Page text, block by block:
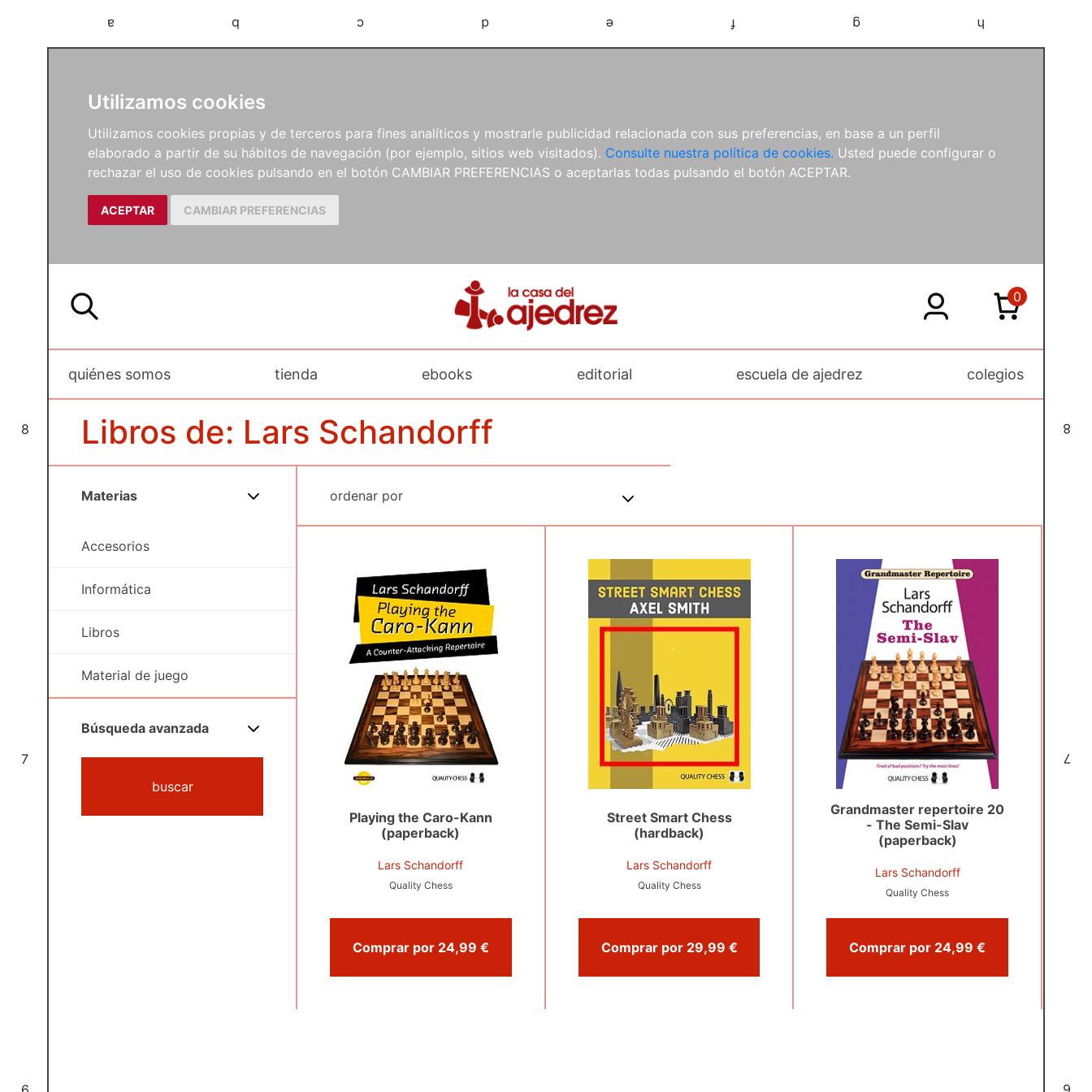
Utilizamos cookies
Utilizamos cookies propias y de terceros para fines analíticos y mostrarle publicidad relacionada con sus preferencias, en base a un perfil
elaborado a partir de su hábitos de navegación (por ejemplo, sitios web visitados). Consulte nuestra política de cookies. Usted puede configurar o
rechazar el uso de cookies pulsando en el botón CAMBIAR PREFERENCIAS o aceptarlas todas pulsando el botón ACEPTAR.
ACEPTAR CAMBIAR PREFERENCIAS
a b c d e f g h
8
7
8
7
quiénes somos tienda ebooks editorial escuela de ajedrez colegios
0
Libros de: Lars Schandorff
Materias
Accesorios
Informática
Libros
Material de juego
Búsqueda avanzada
buscar
Playing the Caro-Kann
(paperback)
Lars Schandorff
Quality Chess
Comprar por 24,99 €
Street Smart Chess
(hardback)
Lars Schandorff
Quality Chess
Comprar por 29,99 €
Grandmaster repertoire 20
- The Semi-Slav
(paperback)
Lars Schandorff
Quality Chess
Comprar por 24,99 €